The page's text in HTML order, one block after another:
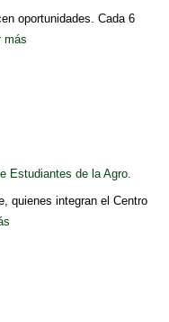
oportunidades. Cada 6
más
Estudiantes de la Agro.
quienes integran el Centro